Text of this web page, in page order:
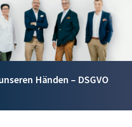
Händen – DSGVO